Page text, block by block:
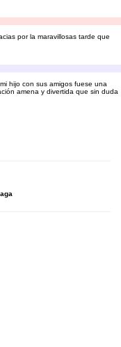
por la maravillosas tarde que
hijo con sus amigos fuese una
amena y divertida que sin duda